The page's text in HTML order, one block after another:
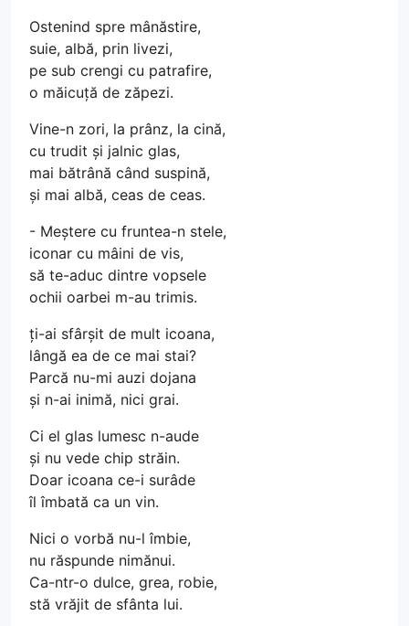
Ostenind spre mânăstire,
suie, albă, prin livezi,
pe sub crengi cu patrafire,
o măicuță de zăpezi.
Vine-n zori, la prânz, la cină,
cu trudit și jalnic glas,
mai bătrână când suspină,
și mai albă, ceas de ceas.
- Meștere cu fruntea-n stele,
iconar cu mâini de vis,
să te-aduc dintre vopsele
ochii oarbei m-au trimis.
ți-ai sfârșit de mult icoana,
lângă ea de ce mai stai?
Parcă nu-mi auzi dojana
și n-ai inimă, nici grai.
Ci el glas lumesc n-aude
și nu vede chip străin.
Doar icoana ce-i surâde
îl îmbată ca un vin.
Nici o vorbă nu-l îmbie,
nu răspunde nimănui.
Ca-ntr-o dulce, grea, robie,
stă vrăjit de sfânta lui.